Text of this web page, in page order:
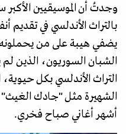
وجدتُ أن الموسيقيين
بالتراث الأندلسي في تقديم
يضفي هيبة على من
الشبان السوريون، الذين
التراث الأندلسي بكل
الشهيرة مثل "جادك
أشهر أغاني صباح فخري.